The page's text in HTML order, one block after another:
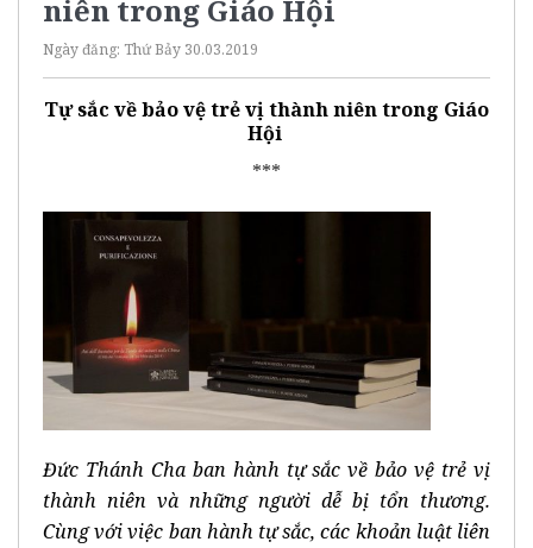
niên trong Giáo Hội
Ngày đăng: Thứ Bảy 30.03.2019
Tự sắc về bảo vệ trẻ vị thành niên trong Giáo
Hội
***
Đức Thánh Cha ban hành tự sắc về bảo vệ trẻ vị
thành niên và những người dễ bị tổn thương.
Cùng với việc ban hành tự sắc, các khoản luật liên